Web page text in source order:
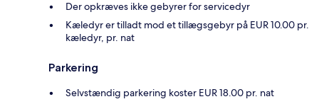
Der opkræves ikke gebyrer for servicedyr
Kæledyr er tilladt mod et tillægsgebyr på EUR 10.00 pr.
kæledyr, pr. nat
Parkering
Selvstændig parkering koster EUR 18.00 pr. nat